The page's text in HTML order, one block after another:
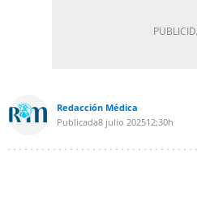
Redacción Médica
Publicada8 julio 202512:30h